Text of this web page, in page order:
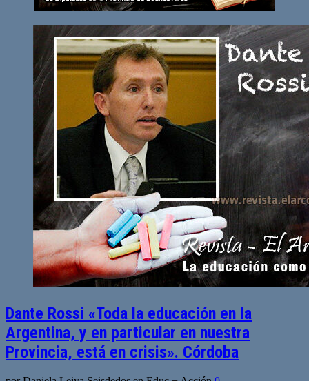
Dante Rossi «Toda la educación en la
Argentina, y en particular en nuestra
Provincia, está en crisis». Córdoba